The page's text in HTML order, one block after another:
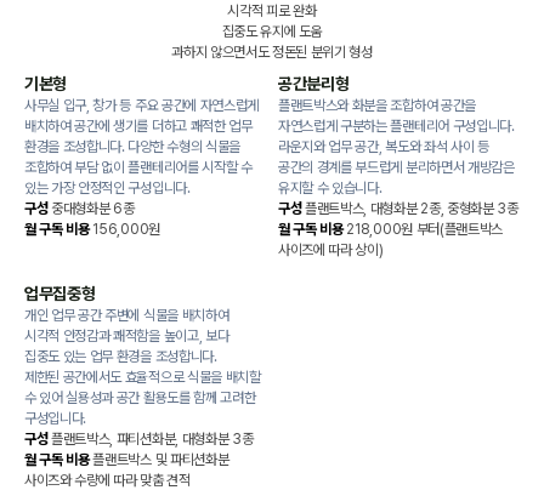
시각적 피로 완화
집중도 유지에 도움
과하지 않으면서도 정돈된 분위기 형성
기본형
사무실 입구, 창가 등 주요 공간에 자연스럽게
배치하여 공간에 생기를 더하고 쾌적한 업무
환경을 조성합니다. 다양한 수형의 식물을
조합하여 부담 없이 플랜테리어를 시작할 수
있는 가장 안정적인 구성입니다.
구성 중대형화분 6종
월 구독 비용156,000원
공간분리형
플랜트박스와 화분을 조합하여 공간을
자연스럽게 구분하는 플랜테리어 구성입니다.
라운지와 업무 공간, 복도와 좌석 사이 등
공간의 경계를 부드럽게 분리하면서 개방감은
유지할 수 있습니다.
구성플랜트박스, 대형화분 2종, 중형화분 3종
월 구독 비용218,000원 부터(플랜트박스
사이즈에 따라 상이)
업무집중형
개인 업무 공간 주변에 식물을 배치하여
시각적 안정감과 쾌적함을 높이고, 보다
집중도 있는 업무 환경을 조성합니다.
제한된 공간에서도 효율적으로 식물을 배치할
수 있어 실용성과 공간 활용도를 함께 고려한
구성입니다.
구성플랜트박스, 파티션화분, 대형화분 3종
월 구독 비용플랜트박스 및 파티션화분
사이즈와 수량에 따라 맞춤 견적